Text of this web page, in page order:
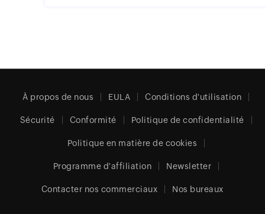
À propos de nous EULA Conditions d'utilisation
Sécurité Conformité Politique de confidentialité
Politique en matière de cookies
Programme d'affiliation Newsletter
Contacter nos commerciaux Nos bureaux